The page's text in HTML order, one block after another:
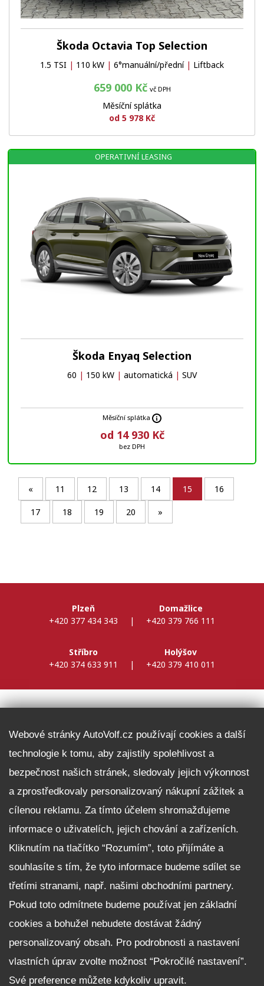
Škoda Octavia Top Selection
1.5 TSI | 110 kW | 6°manuální/přední | Liftback
659 000 Kč vč DPH
Měsíční splátka
od 5 978 Kč
Škoda Enyaq Selection
60 | 150 kW | automatická | SUV
Měsíční splátka
od 14 930 Kč
bez DPH
OPERATIVNÍ LEASING
« 11 12 13 14 15 16
17 18 19 20 »
Plzeň
+420 377 434 343
|
Domažlice
+420 379 766 111
Stříbro
+420 374 633 911
|
Holýšov
+420 379 410 011
Fleet program Škoda
Nabídka zaměstnání
Facebook
Reklamační řád
Zásady zpracování osobních údajů pro zákazníky
Upozornění pro věřitele a společníky na jejich práva
Nastavení cookies
NEZÁVAZNĚ POPTAT VŮZ
Webové stránky AutoVolf.cz používají cookies a další
technologie k tomu, aby zajistily spolehlivost a
bezpečnost našich stránek, sledovaly jejich výkonnost
a zprostředkovaly personalizovaný nákupní zážitek a
cílenou reklamu. Za tímto účelem shromažďujeme
informace o uživatelích, jejich chování a zařízeních.
Kliknutím na tlačítko “Rozumím”, toto přijímáte a
souhlasíte s tím, že tyto informace budeme sdílet se
třetími stranami, např. našimi obchodními partnery.
Pokud toto odmítnete budeme používat jen základní
cookies a bohužel nebudete dostávat žádný
personalizovaný obsah. Pro podrobnosti a nastavení
vlastních úprav zvolte možnost “Pokročilé nastavení”.
Své preference můžete kdykoliv upravit.